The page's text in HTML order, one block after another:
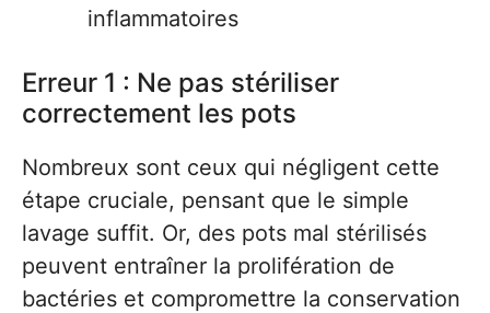
inflammatoires
Erreur 1 : Ne pas stériliser
correctement les pots
Nombreux sont ceux qui négligent cette
étape cruciale, pensant que le simple
lavage suffit. Or, des pots mal stérilisés
peuvent entraîner la prolifération de
bactéries et compromettre la conservation